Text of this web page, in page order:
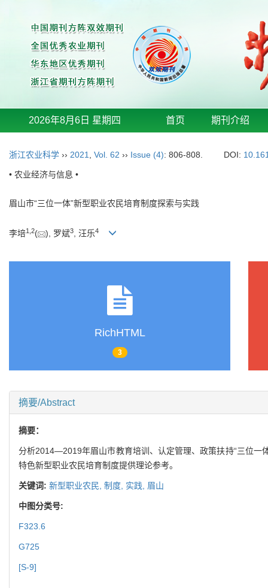
2026年8月6日 星期四 首页 期刊介绍
浙江农业科学 ›› 2021 Vol. 62 ›› Issue (4): 806-808. DOI:
• 农业经济与信息 •
眉山市“三位一体”新型职业农民培育制度探索与实践
李培1 2( ), 罗斌3, 汪乐4
RichHTML
3
摘要/Abstract
摘要：
分析2014—2019年眉山市教育培训、认定管理、政策扶持“三位一
特色新型职业农民培育制度提供理论参考。
关键词: 新型职业农民, 制度, 实践, 眉山
中图分类号:
F323.6
G725
[S-9]